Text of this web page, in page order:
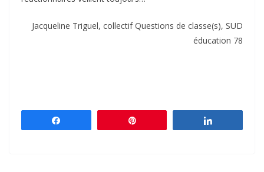
Jacqueline Triguel, collectif Questions de classe(s), SUD
éducation 78